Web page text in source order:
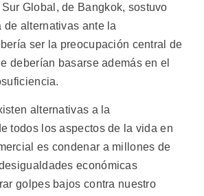
Global, de Bangkok, sostuvo
de alternativas ante la
ser la preocupación central de
deberían basarse además en el
alternativas a la
todos los aspectos de la vida en
es condenar a millones de
económicas
golpes bajos contra nuestro